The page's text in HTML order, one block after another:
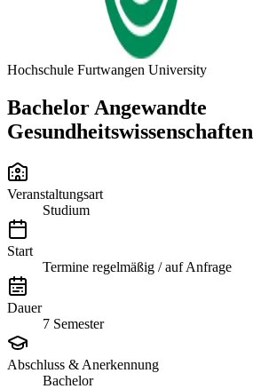
Hochschule Furtwangen University
Bachelor Angewandte
Gesundheitswissenschaften
Veranstaltungsart
Studium
Start
Termine regelmäßig / auf Anfrage
Dauer
7 Semester
Abschluss & Anerkennung
Bachelor